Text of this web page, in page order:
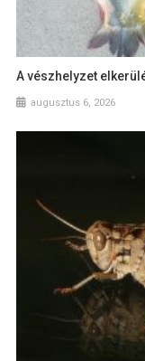
A vészhelyzet
augusztus 6, 2026